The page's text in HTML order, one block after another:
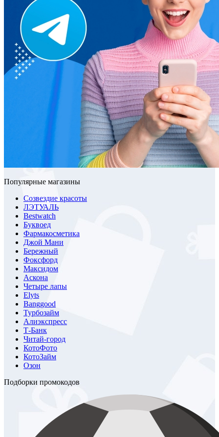
Популярные магазины
Созвездие красоты
ЛЭТУАЛЬ
Bestwatch
Буквоед
Фармакосметика
Джой Мани
Бережный
Фоксфорд
Максидом
Аскона
Четыре лапы
Elyts
Banggood
Турбозайм
Алиэкспресс
Т-Банк
Читай-город
КотоФото
КотоЗайм
Озон
Подборки промокодов